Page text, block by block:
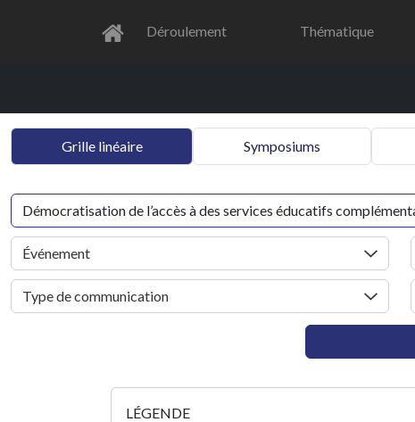
Déroulement Thématique
Grille linéaire Symposiums
Événement
Type de communication
LÉGENDE